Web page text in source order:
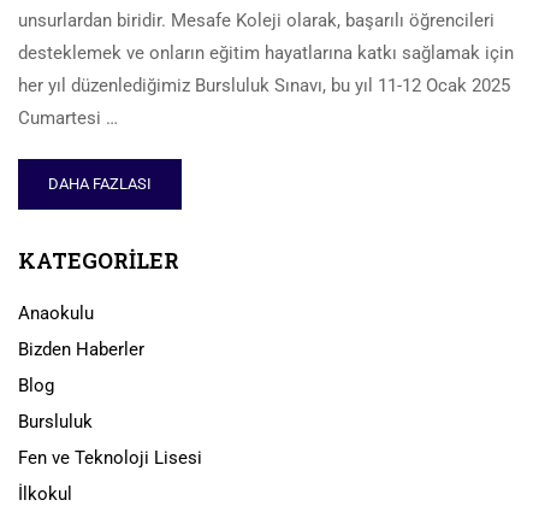
unsurlardan biridir. Mesafe Koleji olarak, başarılı öğrencileri
desteklemek ve onların eğitim hayatlarına katkı sağlamak için
her yıl düzenlediğimiz Bursluluk Sınavı, bu yıl 11-12 Ocak 2025
Cumartesi …
DAHA FAZLASI
KATEGORILER
Anaokulu
Bizden Haberler
Blog
Bursluluk
Fen ve Teknoloji Lisesi
İlkokul